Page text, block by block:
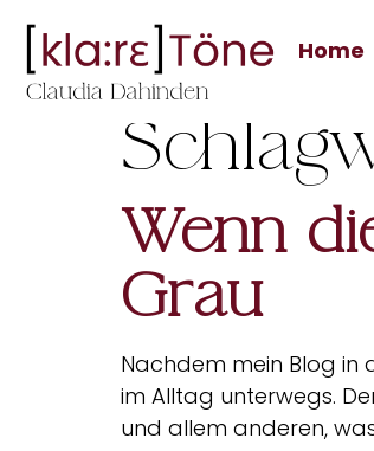
Home
Wenn
Grau
Nachdem mein Blog in
im Alltag unterwegs.
und allem anderen,